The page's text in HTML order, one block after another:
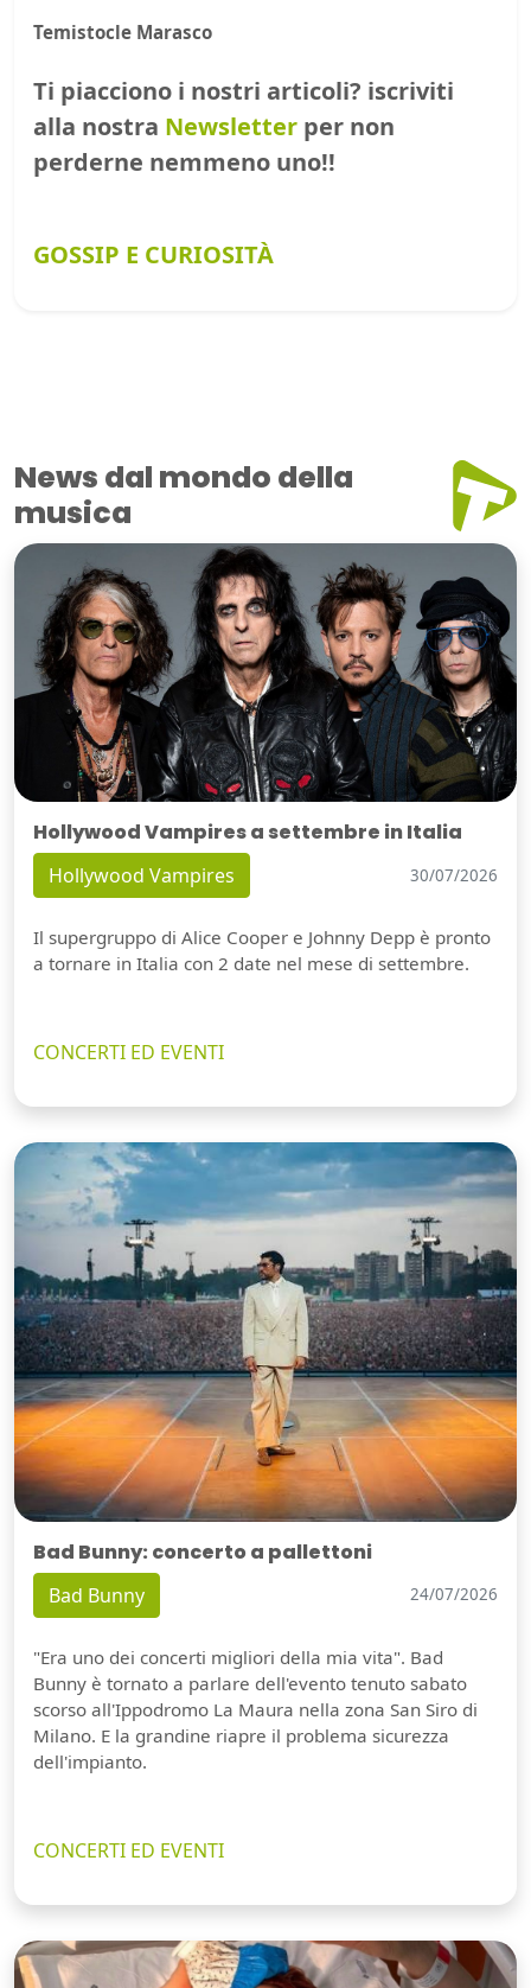
Temistocle Marasco
Ti piacciono i nostri articoli? iscriviti
alla nostra Newsletter per non
perderne nemmeno uno!!
GOSSIP E CURIOSITÀ
News dal mondo della
musica
Hollywood Vampires a settembre in Italia
Hollywood Vampires 30/07/2026
Il supergruppo di Alice Cooper e Johnny Depp è pronto
a tornare in Italia con 2 date nel mese di settembre.
CONCERTI ED EVENTI
Bad Bunny: concerto a pallettoni
Bad Bunny 24/07/2026
"Era uno dei concerti migliori della mia vita". Bad
Bunny è tornato a parlare dell'evento tenuto sabato
scorso all'Ippodromo La Maura nella zona San Siro di
Milano. E la grandine riapre il problema sicurezza
dell'impianto.
CONCERTI ED EVENTI